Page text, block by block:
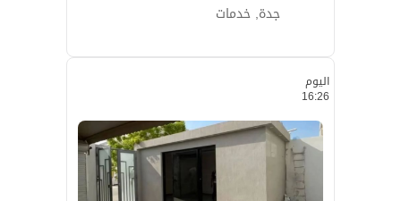
جدة, خدمات
اليوم
16:26